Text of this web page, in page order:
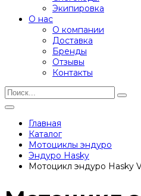
Экипировка
О нас
О компании
Доставка
Бренды
Отзывы
Контакты
Главная
Каталог
Мотоциклы эндуро
Эндуро Hasky
Мотоцикл эндуро Hasky